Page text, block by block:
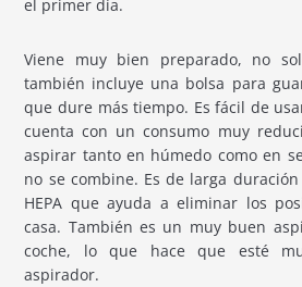
el primer día.
Viene muy bien preparado, no
también incluye una bolsa para
que dure más tiempo. Es fácil de
cuenta con un consumo muy
aspirar tanto en húmedo como en
no se combine. Es de larga
HEPA que ayuda a eliminar los
casa. También es un muy buen
coche, lo que hace que esté
aspirador.